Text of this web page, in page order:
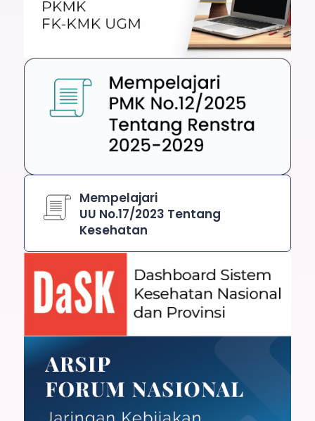
Mempelajari
UU No.17/2023 Tentang
Kesehatan